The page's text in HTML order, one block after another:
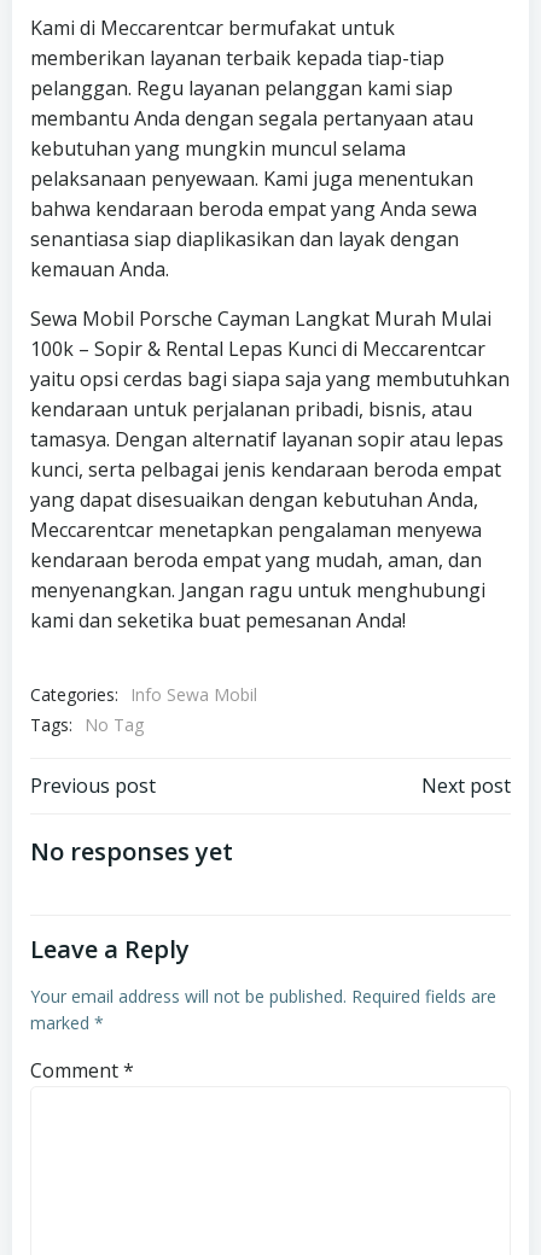
Kami di Meccarentcar bermufakat untuk
memberikan layanan terbaik kepada tiap-tiap
pelanggan. Regu layanan pelanggan kami siap
membantu Anda dengan segala pertanyaan atau
kebutuhan yang mungkin muncul selama
pelaksanaan penyewaan. Kami juga menentukan
bahwa kendaraan beroda empat yang Anda sewa
senantiasa siap diaplikasikan dan layak dengan
kemauan Anda.
Sewa Mobil Porsche Cayman Langkat Murah Mulai
100k – Sopir & Rental Lepas Kunci di Meccarentcar
yaitu opsi cerdas bagi siapa saja yang membutuhkan
kendaraan untuk perjalanan pribadi, bisnis, atau
tamasya. Dengan alternatif layanan sopir atau lepas
kunci, serta pelbagai jenis kendaraan beroda empat
yang dapat disesuaikan dengan kebutuhan Anda,
Meccarentcar menetapkan pengalaman menyewa
kendaraan beroda empat yang mudah, aman, dan
menyenangkan. Jangan ragu untuk menghubungi
kami dan seketika buat pemesanan Anda!
Categories:
Info Sewa Mobil
Tags:
No Tag
Post
navigation
Previous post Next post
No responses yet
Leave a Reply
Your email address will not be published. Required fields are
marked *
Comment*